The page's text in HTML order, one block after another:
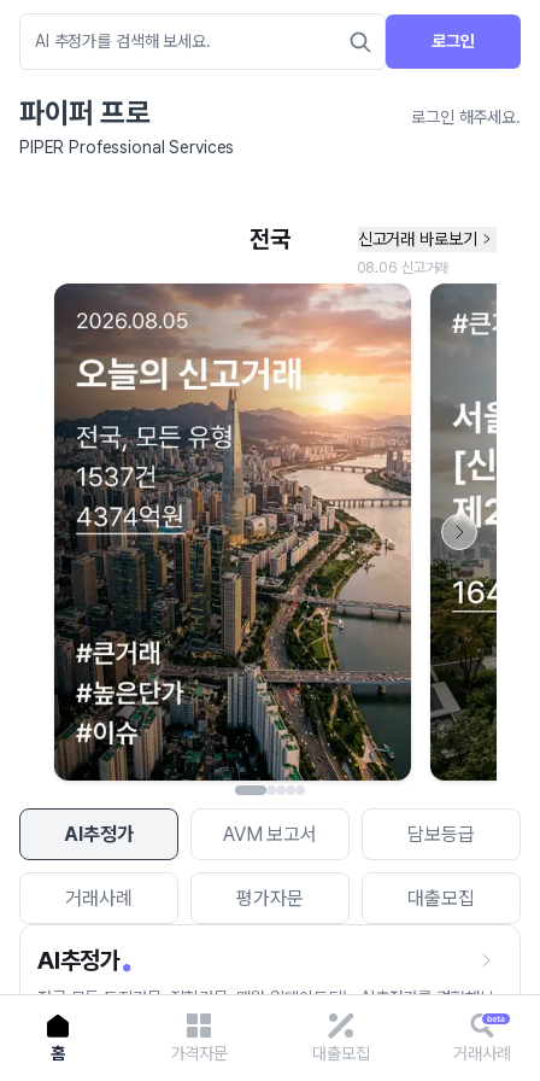
로그인
파이퍼 프로
로그인 해주세요.
PIPER Professional Services
AI추정가 AVM 보고서 담보등급
거래사례 평가자문 대출모집
AI추정가
전국 모든 토지건물, 집합건물, 매월 업데이트되는 AI추정가를 경험해보
세요.
네이버 지도 연결 안내
현재 네이버 지도 연결이 원활하지 않아 지도를 불러올 수 없습니다.
이용에 불편을 드려 죄송합니다.
다시 시도
홈 가격자문 대출모집 거래사례